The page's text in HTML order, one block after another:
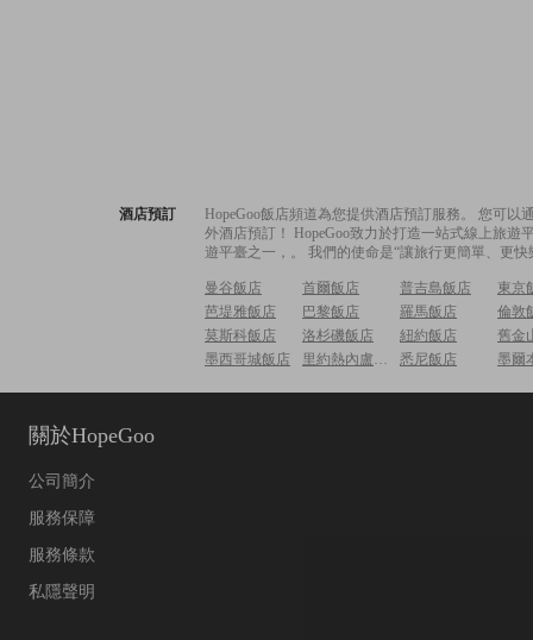
酒店預訂
HopeGoo飯店頻道為您提供酒店預訂服務。 您可
外酒店預訂！ HopeGoo致力於打造一站式線上旅
遊平臺之一，。 我們的使命是“讓旅行更簡單、更
曼谷飯店 首爾飯店 普吉島飯店
東京
芭堤雅飯店
巴黎飯店 羅馬飯店
倫敦
莫斯科飯店
洛杉磯飯店 紐約飯店
舊金
墨西哥城飯店
里約熱內盧飯店 悉尼飯店 墨爾
關於HopeGoo
公司簡介
服務保障
服務條款
私隱聲明